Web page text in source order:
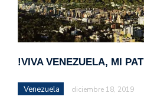
!VIVA VENEZUELA, MI
Venezuela diciembre 18, 2019